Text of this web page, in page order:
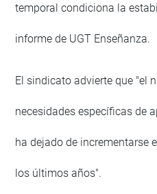
temporal condiciona la
informe de UGT Enseñanza.
El sindicato advierte que "el
necesidades específicas de
ha dejado de incrementarse
los últimos años".